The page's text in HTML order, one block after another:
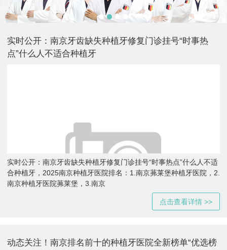
实时公开：南京牙齿缺失种植牙修复门诊挂号“时事热
点”什么人不适合种植牙
实时公开：南京牙齿缺失种植牙修复门诊挂号“时事热点”什么人不适
合种植牙，2025南京种植牙医院排名：1.南京茀莱堡种植牙医院，2.
南京种植牙医院茀莱堡，3.南京
点击查看详情 >>
动态关注！南京排名前十的种植牙医院全新榜单“优选榜